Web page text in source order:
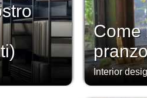
Come
Interior